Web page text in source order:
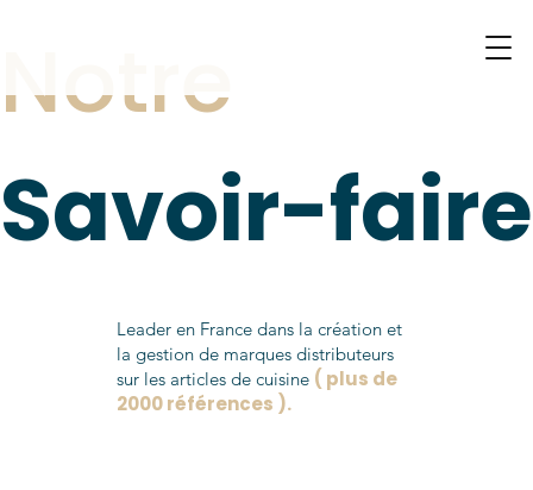
Leader en France dans la création et
la gestion de marques distributeurs
sur les articles de cuisine ( plus de
2000 références ).
Notre
Savoir-faire